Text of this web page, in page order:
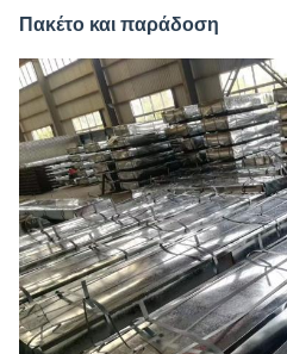
Πακέτο και παράδοση